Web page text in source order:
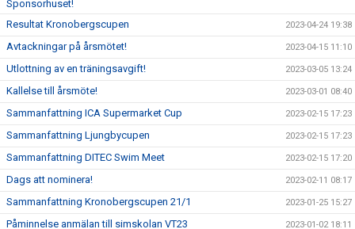
Sponsorhuset!
Resultat Kronobergscupen 2023-04-24 19:38
Avtackningar på årsmötet! 2023-04-15 11:10
Utlottning av en träningsavgift! 2023-03-05 13:24
Kallelse till årsmöte! 2023-03-01 08:40
Sammanfattning ICA Supermarket Cup 2023-02-15 17:23
Sammanfattning Ljungbycupen 2023-02-15 17:23
Sammanfattning DITEC Swim Meet 2023-02-15 17:20
Dags att nominera! 2023-02-11 08:17
Sammanfattning Kronobergscupen 21/1 2023-01-25 15:27
Påminnelse anmälan till simskolan VT23 2023-01-02 18:11